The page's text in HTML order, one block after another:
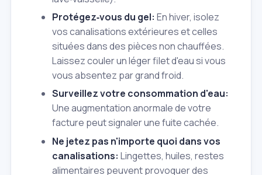
Protégez‑vous du gel: En hiver, isolez
vos canalisations extérieures et celles
situées dans des pièces non chauffées.
Laissez couler un léger filet d'eau si vous
vous absentez par grand froid.
Surveillez votre consommation d'eau:
Une augmentation anormale de votre
facture peut signaler une fuite cachée.
Ne jetez pas n'importe quoi dans vos
canalisations: Lingettes, huiles, restes
alimentaires peuvent provoquer des